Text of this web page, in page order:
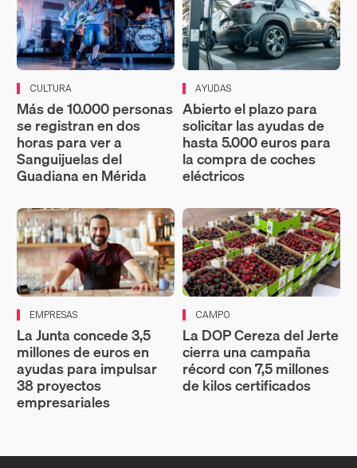
CULTURA
Más de 10.000 personas
se registran en dos
horas para ver a
Sanguijuelas del
Guadiana en Mérida
AYUDAS
Abierto el plazo para
solicitar las ayudas de
hasta 5.000 euros para
la compra de coches
eléctricos
EMPRESAS
La Junta concede 3,5
millones de euros en
ayudas para impulsar
38 proyectos
empresariales
CAMPO
La DOP Cereza del Jerte
cierra una campaña
récord con 7,5 millones
de kilos certificados